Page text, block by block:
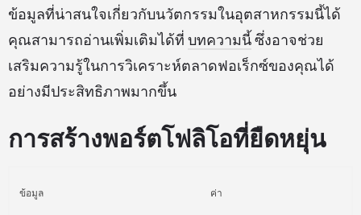
ข้อมูลที่น่าสนใจเกี่ยวกับนวัตกรรมในอุตสาหกรรมนี้ได้
คุณสามารถอ่านเพิ่มเติมได้ที่ บทความนี้ซึ่งอาจช่วย
เสริมความรู้ในการวิเคราะห์ตลาดฟอเร็กซ์ของคุณได้
อย่างมีประสิทธิภาพมากขึ้น
การสร้างพอร์ตโฟลิโอที่ยืดหยุ่น
ข้อมูล ค่า